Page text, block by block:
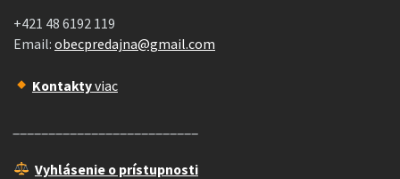
+421 48 6192 119
Email: obecpredajna@gmail.com
Kontaktyviac
Vyhlásenie o prístupnosti